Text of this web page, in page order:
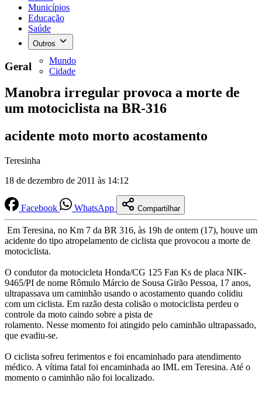
Municípios
Educação
Saúde
Outros
Mundo
Cidade
Geral
Manobra irregular provoca a morte de
um motociclista na BR-316
acidente moto morto acostamento
Teresinha
18 de dezembro de 2011 às 14:12
Facebook WhatsApp Compartilhar
Em Teresina, no Km 7 da BR 316, às 19h de ontem (17), houve um
acidente do tipo atropelamento de ciclista que provocou a morte de
motociclista.
O condutor da motocicleta Honda/CG 125 Fan Ks de placa NIK-
9465/PI de nome Rômulo Márcio de Sousa Girão Pessoa, 17 anos,
ultrapassava um caminhão usando o acostamento quando colidiu
com um ciclista. Em razão desta colisão o motociclista perdeu o
controle da moto caindo sobre a pista de
rolamento. Nesse momento foi atingido pelo caminhão ultrapassado,
que evadiu-se.
O ciclista sofreu ferimentos e foi encaminhado para atendimento
médico. A vítima fatal foi encaminhada ao IML em Teresina. Até o
momento o caminhão não foi localizado.